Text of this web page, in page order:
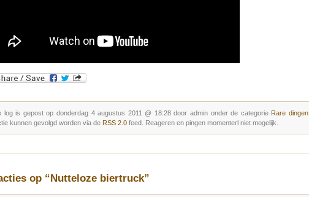
log is gepost op donderdag 4 augustus 2011 @ 18:28 door admin onder de categorie Rare dingen
kunnen gevolgd worden via de RSS 2.0 feed. Reageren en pingen momenterl niet mogelijk.
op “Nutteloze biertruck”